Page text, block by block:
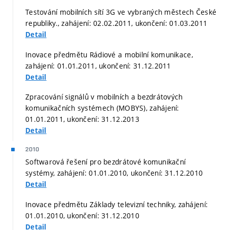
Testování mobilních sítí 3G ve vybraných městech České
republiky., zahájení: 02.02.2011, ukončení: 01.03.2011
Detail
Inovace předmětu Rádiové a mobilní komunikace,
zahájení: 01.01.2011, ukončení: 31.12.2011
Detail
Zpracování signálů v mobilních a bezdrátových
komunikačních systémech (MOBYS), zahájení:
01.01.2011, ukončení: 31.12.2013
Detail
2010
Softwarová řešení pro bezdrátové komunikační
systémy, zahájení: 01.01.2010, ukončení: 31.12.2010
Detail
Inovace předmětu Základy televizní techniky, zahájení:
01.01.2010, ukončení: 31.12.2010
Detail